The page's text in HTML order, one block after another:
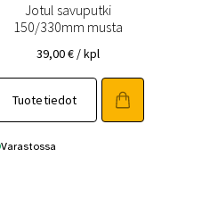
Jotul savuputki
150/330mm musta
39,00€ / kpl
Tuotetiedot
Varastossa